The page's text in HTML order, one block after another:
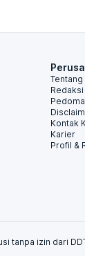
Tentang
Redaksi
Kontak
Karier
Profil &
tanpa izin dari